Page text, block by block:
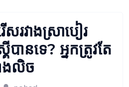
រវាងស្រាបៀរ
ានទេ? អ្នកត្រូវតែ
ងលិច